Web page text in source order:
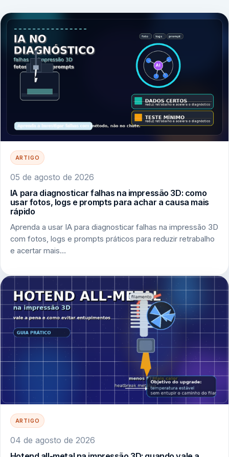
ARTIGO
05 de agosto de 2026
IA para diagnosticar falhas na impressão 3D: como
usar fotos, logs e prompts para achar a causa mais
rápido
Aprenda a usar IA para diagnosticar falhas na impressão 3D
com fotos, logs e prompts práticos para reduzir retrabalho
e acertar mais…
ARTIGO
04 de agosto de 2026